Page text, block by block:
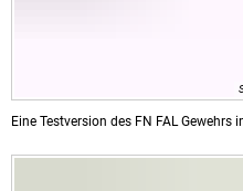
Eine Testversion des FN FAL